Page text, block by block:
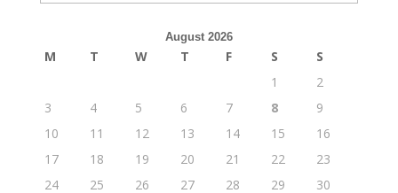
August 2026
M T W T F S
S
1
2
3
4 5 6 7 8
9
10
11 12 13 14 15
16
17
18 19 20 21 22
23
24
25 26 27 28 29 30